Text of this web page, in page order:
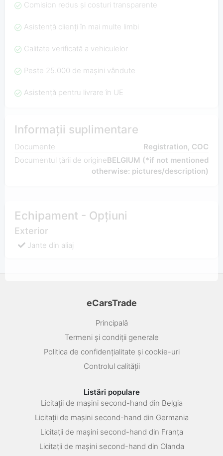
Comision redus și costuri transparente
Asistență clienți în mai multe limbi
Calitate verificată a vehiculelor
Peste 25.000 de mașini vândute
Asistență pentru livrare în UE
Informații suplimentare
Documente
Registration, COC
Documentul țării de origineBELGIUM (*if not mentioned
otherwise: pictures/description)
Echipament - Opțiuni
Exterior
Jante din aliaj
eCarsTrade
Principală
Termeni și condiții generale
Politica de confidențialitate și cookie-uri
Controlul calității
Listări populare
Licitații de mașini second-hand din Belgia
Licitații de mașini second-hand din Germania
Licitații de mașini second-hand din Franța
Licitații de mașini second-hand din Olanda